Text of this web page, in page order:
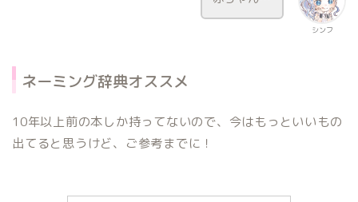
シンフ
ネーミング辞典オススメ
10年以上前の本しか持ってないので、今はもっといいもの
出てると思うけど、ご参考までに！